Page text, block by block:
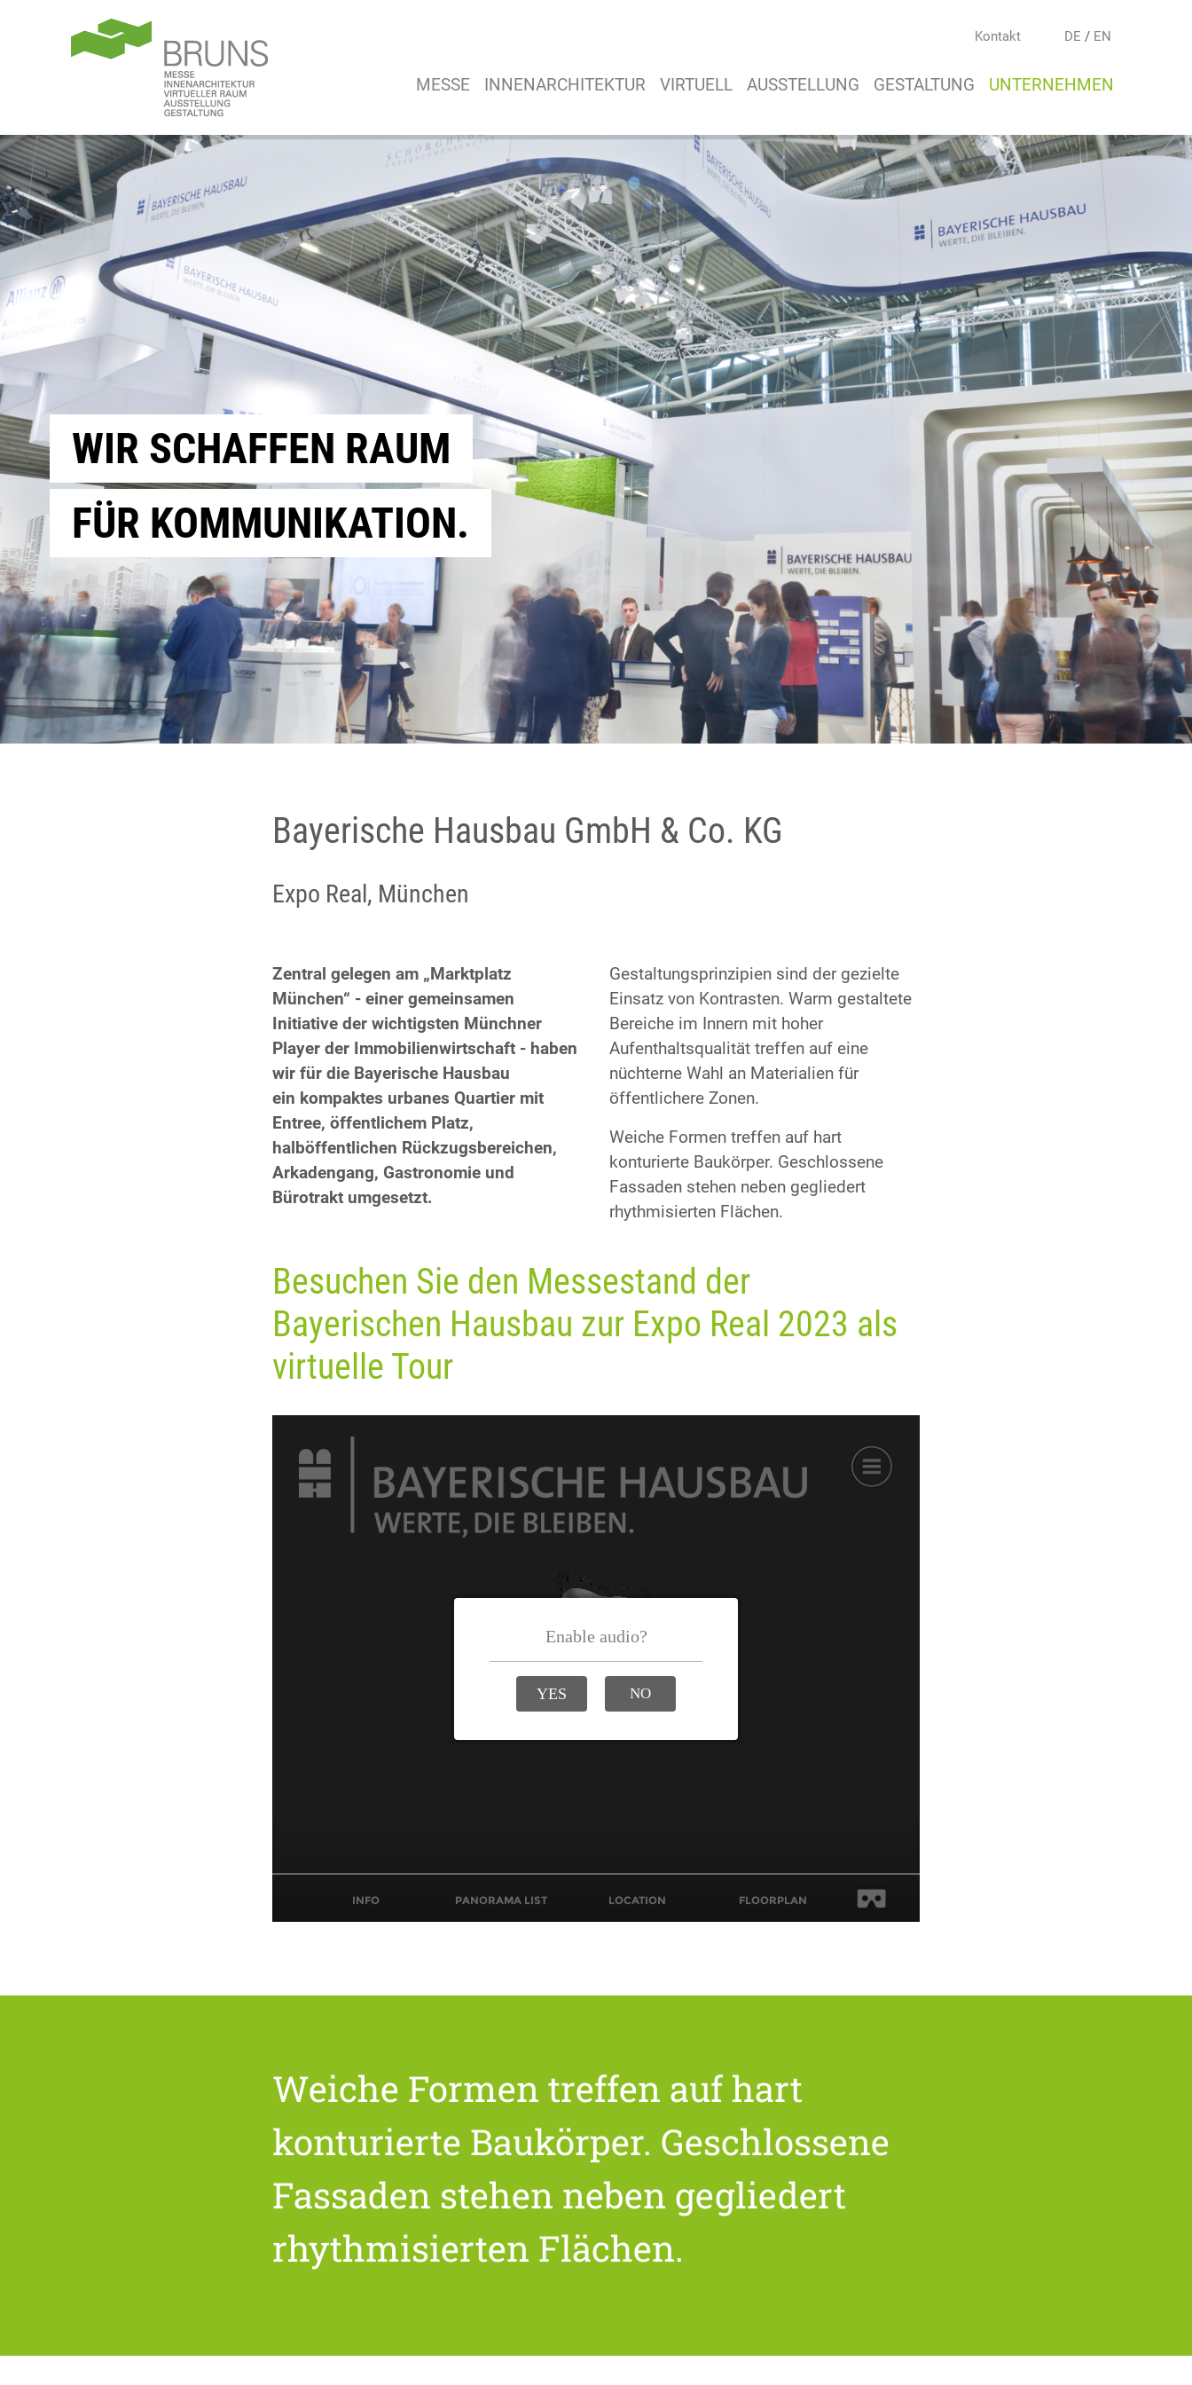
Kontakt DE / EN
MESSE INNENARCHITEKTUR VIRTUELL AUSSTELLUNG GESTALTUNG UNTERNEHMEN
WIR SCHAFFEN RAUM
FÜR KOMMUNIKATION.
Bayerische Hausbau GmbH & Co. KG
Expo Real, München
Zentral gelegen am „Marktplatz
München“ - einer gemeinsamen
Initiative der wichtigsten Münchner
Player der Immobilienwirtschaft - haben
wir für die Bayerische Hausbau
ein kompaktes urbanes Quartier mit
Entree, öffentlichem Platz,
halböffentlichen Rückzugsbereichen,
Arkadengang, Gastronomie und
Bürotrakt umgesetzt.
Gestaltungsprinzipien sind der gezielte
Einsatz von Kontrasten. Warm gestaltete
Bereiche im Innern mit hoher
Aufenthaltsqualität treffen auf eine
nüchterne Wahl an Materialien für
öffentlichere Zonen.
Weiche Formen treffen auf hart
konturierte Baukörper. Geschlossene
Fassaden stehen neben gegliedert
rhythmisierten Flächen.
Besuchen Sie den Messestand der
Bayerischen Hausbau zur Expo Real 2023 als
virtuelle Tour
Weiche Formen treffen auf hart
konturierte Baukörper. Geschlossene
Fassaden stehen neben gegliedert
rhythmisierten Flächen.